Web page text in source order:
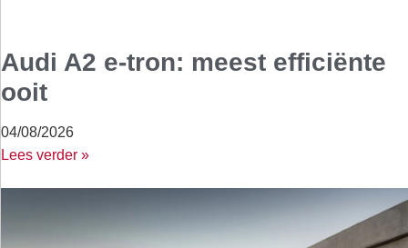
Audi A2 e-tron: meest efficiënte
ooit
04/08/2026
Lees verder »